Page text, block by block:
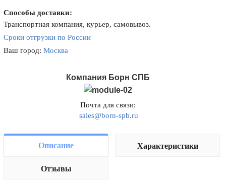
Способы доставки:
Транспортная компания, курьер, самовывоз.
Сроки отгрузки по России
Ваш город:Москва
Компания Борн СПБ
Почта для связи:
sales@born-spb.ru
Описание Характеристики
Отзывы